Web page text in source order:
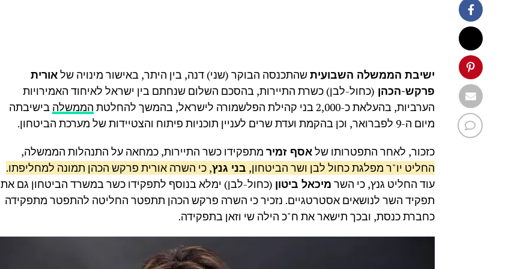
ישיבת הממשלה השבועיתשהתכנסה הבוקר (שני) דנה, בין היתר, באישור מינויה שלאורית
פרקש-הכהן (כחול-לבן) כשרת התיירות, בהסכם השלום שנחתם בין ישראל לאיחוד האמירויות
הערביות, בהעלאת כ-2,000 בני קהילת הפלשמורה לישראל, בהמשך להחלטת
הממשלה בישיבתה
מיום ה-9 לפברואר, וכן בהקמת ועדת שרים לעניין תוכניות פיתוח והצטיידות של מערכת הביטחון.
כזכור, לאחר התפטרותו שלאסף זמיר מתפקידו כשר התיירות, כמחאה על התנהלות הממשלה,
החליט יו"ר מפלגת כחול לבן ושר הביטחון, בני גנץ, כי השרה אורית פרקש הכהן תמונה למחליפתו.
עוד החליט גנץ, כי השר מיכאל ביטון (כחול-לבן) ימלא בנוסף לתפקידו כשר במשרד הביטחון גם את
תפקיד השר לנושאים אסטרטגיים. נזכיר כי השרה פרקש הכהן תתפטר החליטה להתפטר מתפקידה
כחברת כנסת, ובכך תישאר את ח"כ הילה שי וזאן בתפקידה.